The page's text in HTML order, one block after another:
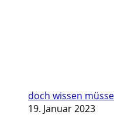
doch wissen
19. Januar 2023